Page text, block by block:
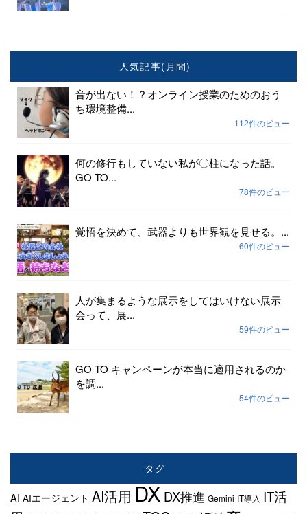
人気記事(月間)
音が出ない！？オンライン授業のためのおう
ち環境整備...
112件のビュー
何の修行もしていない私が〇柱になった話。
GO TO...
78件のビュー
覚悟を決めて、武器よりも世界観を見せる。...
60件のビュー
人が集まるような展示をしてはいけない展示
会って、展...
59件のビュー
GO TO キャンペーンが本当に適用されるのか
を調...
54件のビュー
タグ
AI AIエージェント AI活用 DXDX推進 Gemini IT導入 IT活